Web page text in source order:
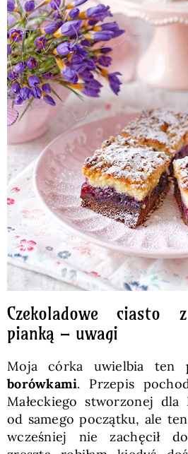
Czekoladowe
pianką – uwagi
Moja córka uwielbia ten
borówkami. Przepis
Małeckiego stworzonej dla
od samego początku, ale
wcześniej nie zachęcił